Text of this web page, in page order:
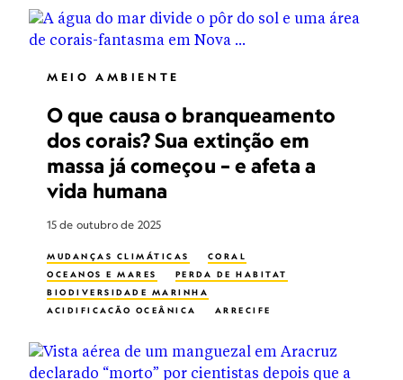
MEIO AMBIENTE
O que causa o branqueamento
dos corais? Sua extinção em
massa já começou – e afeta a
vida humana
15 de outubro de 2025
MUDANÇAS CLIMÁTICAS
CORAL
OCEANOS E MARES
PERDA DE HABITAT
BIODIVERSIDADE MARINHA
ACIDIFICAÇÃO OCEÂNICA
ARRECIFE